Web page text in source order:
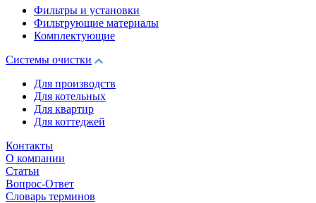
Фильтры и установки
Фильтрующие материалы
Комплектующие
Системы очистки
Для производств
Для котельных
Для квартир
Для коттеджей
Контакты
О компании
Статьи
Вопрос-Ответ
Словарь терминов